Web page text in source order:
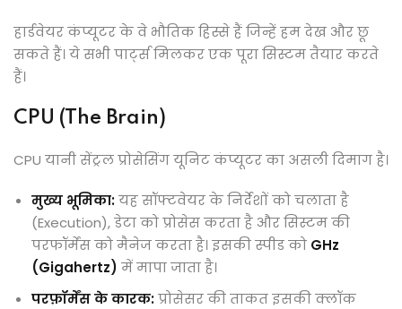
हार्डवेयर कंप्यूटर के वे भौतिक हिस्से हैं जिन्हें हम देख और छू
सकते हैं। ये सभी पार्ट्स मिलकर एक पूरा सिस्टम तैयार करते
हैं।
CPU (The Brain)
CPU यानी सेंट्रल प्रोसेसिंग यूनिट कंप्यूटर का असली दिमाग है।
मुख्य भूमिका:यह सॉफ्टवेयर के निर्देशों को चलाता है
(Execution), डेटा को प्रोसेस करता है और सिस्टम की
परफॉर्मेंस को मैनेज करता है। इसकी स्पीड को GHz
(Gigahertz) में मापा जाता है।
परफ़ॉर्मेंस के कारक:प्रोसेसर की ताकत इसकी क्लॉक